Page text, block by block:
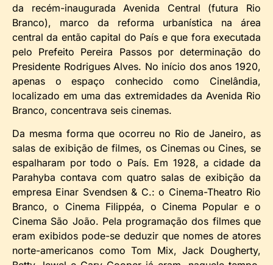
da recém-inaugurada Avenida Central (futura Rio
Branco), marco da reforma urbanística na área
central da então capital do País e que fora executada
pelo Prefeito Pereira Passos por determinação do
Presidente Rodrigues Alves. No início dos anos 1920,
apenas o espaço conhecido como Cinelândia,
localizado em uma das extremidades da Avenida Rio
Branco, concentrava seis cinemas.
Da mesma forma que ocorreu no Rio de Janeiro, as
salas de exibição de filmes, os Cinemas ou Cines, se
espalharam por todo o País. Em 1928, a cidade da
Parahyba contava com quatro salas de exibição da
empresa Einar Svendsen & C.: o Cinema-Theatro Rio
Branco, o Cinema Filippéa, o Cinema Popular e o
Cinema São João. Pela programação dos filmes que
eram exibidos pode-se deduzir que nomes de atores
norte-americanos como Tom Mix, Jack Dougherty,